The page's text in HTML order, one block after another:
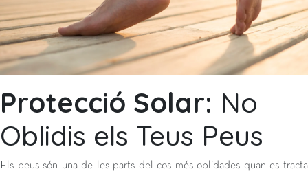
Protecció Solar: No
Oblidis els Teus Peus
Els peus són una de les parts del cos més oblidades quan es tracta